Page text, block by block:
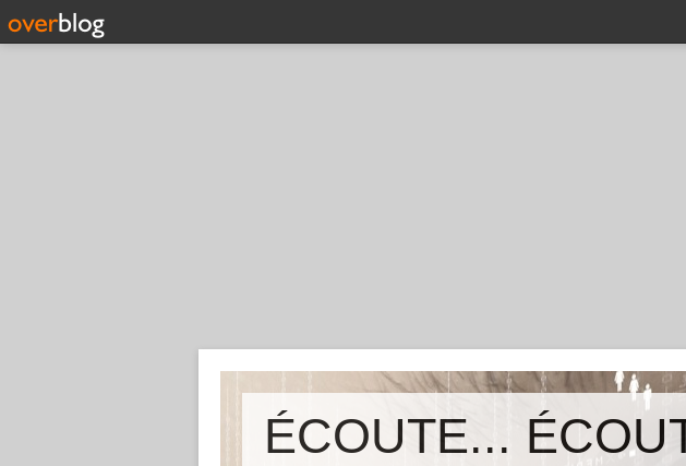
ÉCOUTE...